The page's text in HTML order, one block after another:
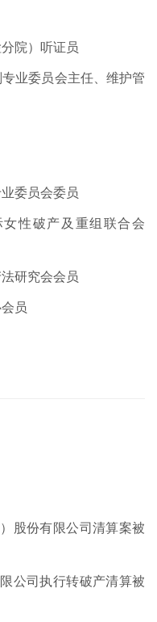
院）听证员
业委员会主任、维护管
委员会委员
性破产及重组联合会
研究会会员
员
股份有限公司清算案被
公司执行转破产清算被